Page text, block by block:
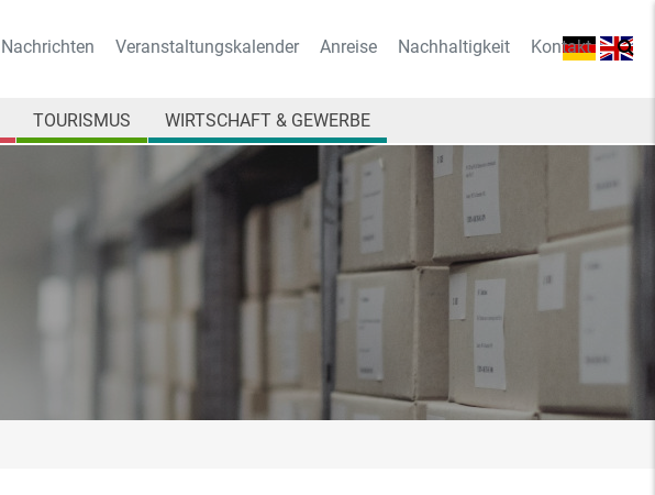
Nachrichten Veranstaltungskalender Anreise Nachhaltigkeit Kontakt
TOURISMUS WIRTSCHAFT & GEWERBE